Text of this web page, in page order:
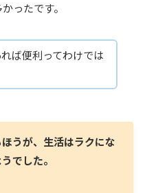
ったです。
ば便利ってわけでは
うが、生活はラクにな
でした。